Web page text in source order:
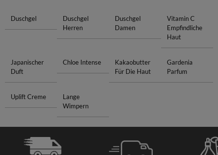
Duschgel
Duschgel
Herren
Duschgel
Damen
Vitamin C
Empfindliche
Haut
Japanischer
Duft
Chloe Intense
Kakaobutter
Für Die Haut
Gardenia
Parfum
Uplift Creme
Lange
Wimpern